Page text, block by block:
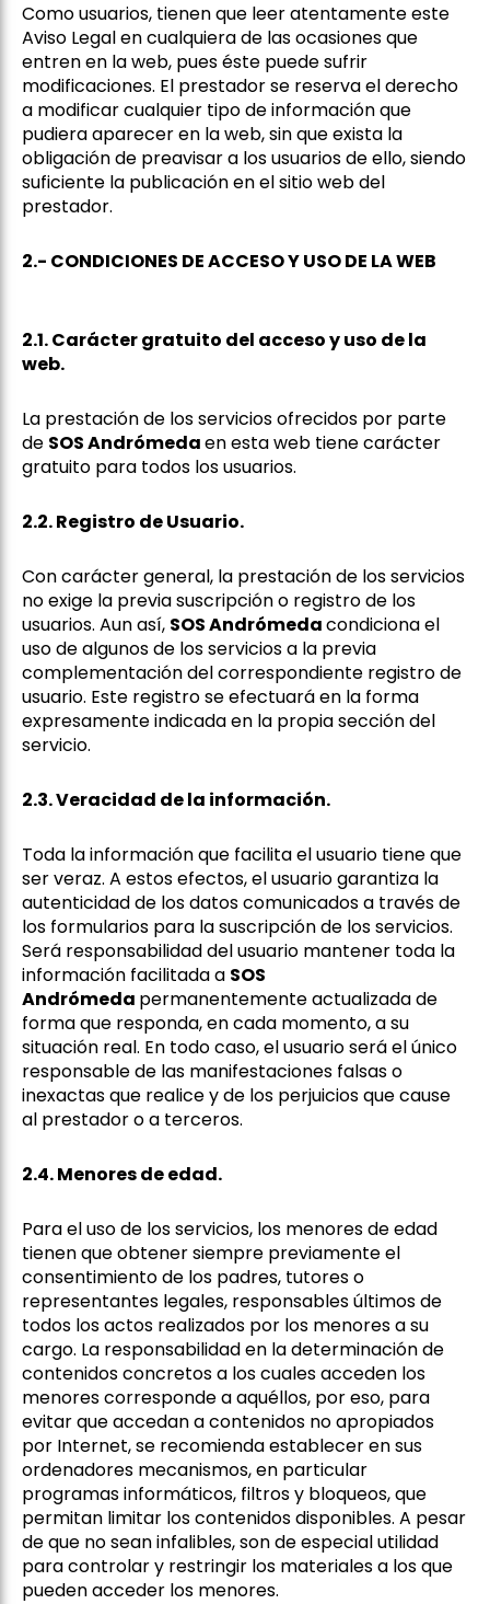
Como usuarios, tienen que leer atentamente este
Aviso Legal en cualquiera de las ocasiones que
entren en la web, pues éste puede sufrir
modificaciones. El prestador se reserva el derecho
a modificar cualquier tipo de información que
pudiera aparecer en la web, sin que exista la
obligación de preavisar a los usuarios de ello, siendo
suficiente la publicación en el sitio web del
prestador.
2.- CONDICIONES DE ACCESO Y USO DE LA WEB
2.1. Carácter gratuito del acceso y uso de la
web.
La prestación de los servicios ofrecidos por parte
de SOS Andrómedaen esta web tiene carácter
gratuito para todos los usuarios.
2.2. Registro de Usuario.
Con carácter general, la prestación de los servicios
no exige la previa suscripción o registro de los
usuarios. Aun así, SOS Andrómedacondiciona el
uso de algunos de los servicios a la previa
complementación del correspondiente registro de
usuario. Este registro se efectuará en la forma
expresamente indicada en la propia sección del
servicio.
2.3. Veracidad de la información.
Toda la información que facilita el usuario tiene que
ser veraz. A estos efectos, el usuario garantiza la
autenticidad de los datos comunicados a través de
los formularios para la suscripción de los servicios.
Será responsabilidad del usuario mantener toda la
información facilitada a SOS
Andrómeda permanentemente actualizada de
forma que responda, en cada momento, a su
situación real. En todo caso, el usuario será el único
responsable de las manifestaciones falsas o
inexactas que realice y de los perjuicios que cause
al prestador o a terceros.
2.4. Menores de edad.
Para el uso de los servicios, los menores de edad
tienen que obtener siempre previamente el
consentimiento de los padres, tutores o
representantes legales, responsables últimos de
todos los actos realizados por los menores a su
cargo. La responsabilidad en la determinación de
contenidos concretos a los cuales acceden los
menores corresponde a aquéllos, por eso, para
evitar que accedan a contenidos no apropiados
por Internet, se recomienda establecer en sus
ordenadores mecanismos, en particular
programas informáticos, filtros y bloqueos, que
permitan limitar los contenidos disponibles. A pesar
de que no sean infalibles, son de especial utilidad
para controlar y restringir los materiales a los que
pueden acceder los menores.